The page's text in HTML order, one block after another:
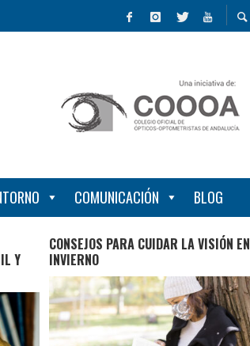
COMUNICACIÓN BLOG
Y
CONSEJOS PARA CUIDAR LA VISIÓN EN
INVIERNO